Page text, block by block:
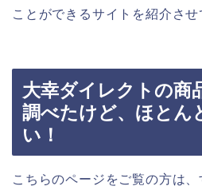
ことができるサイトを紹介さ
大幸ダイレクトの商
調べたけど、ほとん
い！
こちらのページをご覧の方は